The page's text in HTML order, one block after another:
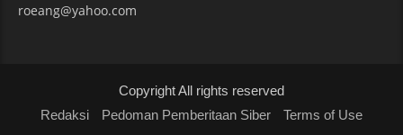
roeang@yahoo.com
Copyright All rights reserved
Redaksi
Pedoman Pemberitaan Siber Terms of Use